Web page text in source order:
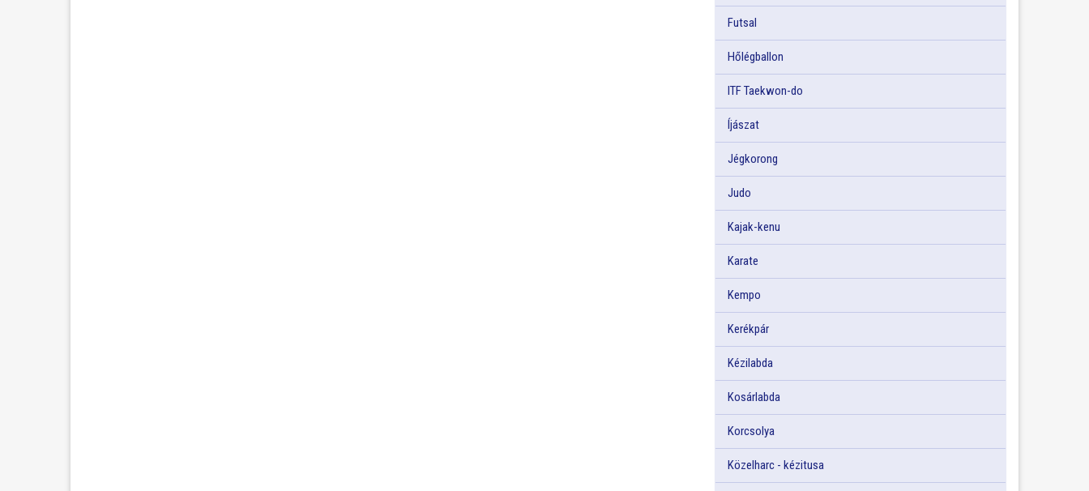
Futsal
Hőlégballon
ITF Taekwon-do
Íjászat
Jégkorong
Judo
Kajak-kenu
Karate
Kempo
Kerékpár
Kézilabda
Kosárlabda
Korcsolya
Közelharc - kézitusa